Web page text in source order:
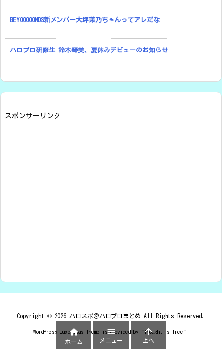
BEYOOOOONDS新メンバー大坪茉乃ちゃんってアレだな
ハロプロ研修生 鈴木琴美、夏休みデビューのお知らせ
スポンサーリンク
Copyright © 2026 ハロスポ＠ハロプロまとめ All Rights Reserved.
WordPress Luxeritas Theme is provided by "Thought is free".

ホーム

メニュー

上へ